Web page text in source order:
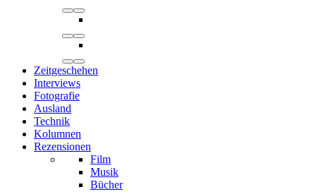
Zeitgeschehen
Interviews
Fotografie
Ausland
Technik
Kolumnen
Rezensionen
Film
Musik
Bücher